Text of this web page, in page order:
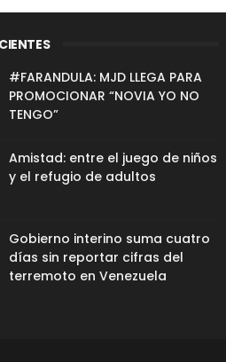
#FARANDULA: MJD LLEGA PARA
PROMOCIONAR “NOVIA YO NO
TENGO”
Amistad: entre el juego de niños
y el refugio de adultos
Gobierno interino suma cuatro
días sin reportar cifras del
terremoto en Venezuela